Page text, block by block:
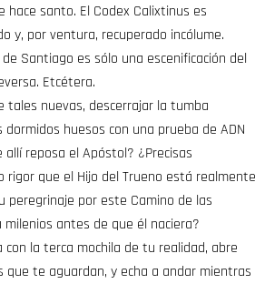
hace santo. El Codex Calixtinus es
y, por ventura, recuperado incólume.
Santiago es sólo una escenificación del
Etcétera.
tales nuevas, descerrajar la tumba
huesos con una prueba de ADN
reposa el Apóstol? ¿Precisas
rigor que el Hijo del Trueno está realmente
peregrinaje por este Camino de las
antes de que él naciera?
con la terca mochila de tu realidad, abre
que te aguardan, y echa a andar mientras